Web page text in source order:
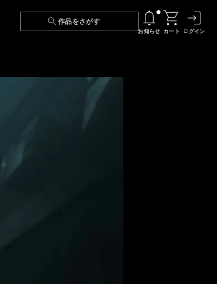
作品をさがす
お知らせ
強の王様、二度目の人生は何をする？』第
カート ログイン